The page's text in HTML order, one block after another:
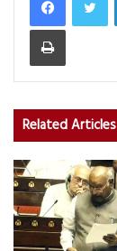
Print
Related Articles